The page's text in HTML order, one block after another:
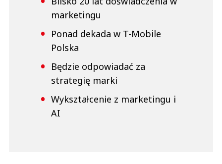
marketingu
Ponad dekada w T-Mobile
Polska
Będzie odpowiadać za
strategię marki
Wykształcenie z marketingu i
AI